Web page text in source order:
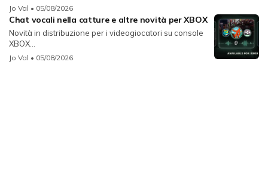
Jo Val • 05/08/2026
Chat vocali nella catture e altre novità per XBOX
Novità in distribuzione per i videogiocatori su console
XBOX...
Jo Val • 05/08/2026